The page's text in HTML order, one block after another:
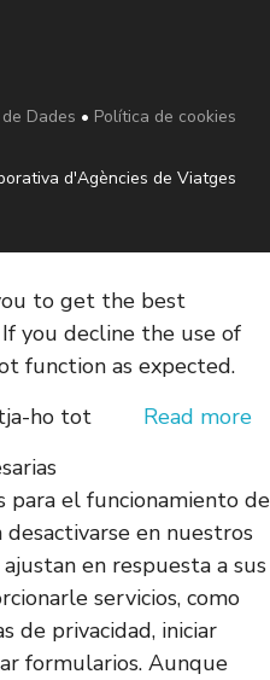
Dades • Política de cookies
d'Agències de Viatges
to get the best
you decline the use of
function as expected.
ho tot
Read more
para el funcionamiento de
en nuestros
en respuesta a sus
servicios, como
de privacidad, iniciar
formularios. Aunque